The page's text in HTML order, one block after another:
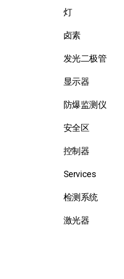
灯
卤素
发光二极管
显示器
防爆监测仪
安全区
控制器
Services
检测系统
激光器